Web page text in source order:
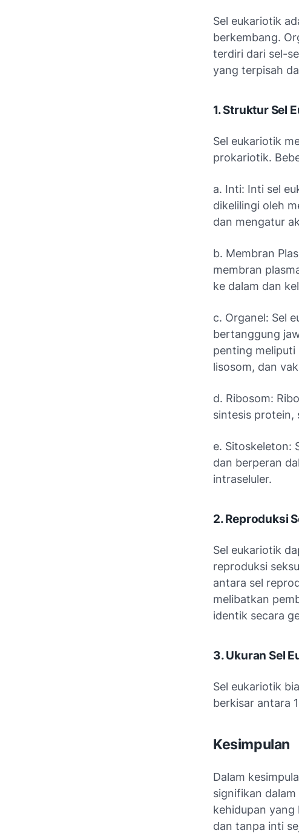
Sel eukariotik
berkembang.
terdiri dari sel-
yang terpisah
1. Struktur Sel
Sel eukariotik
prokariotik.
a. Inti: Inti sel
dikelilingi oleh
dan mengatur
b. Membran
membran
ke dalam dan
c. Organel: Sel
bertanggung
penting meliputi
lisosom, dan
d. Ribosom:
sintesis protein,
e. Sitoskeleton:
dan berperan
intraseluler.
2. Reproduksi
Sel eukariotik
reproduksi
antara sel
melibatkan
identik secara
3. Ukuran Sel
Sel eukariotik
berkisar antara
Kesimpulan
Dalam
signifikan
kehidupan yang
dan tanpa inti